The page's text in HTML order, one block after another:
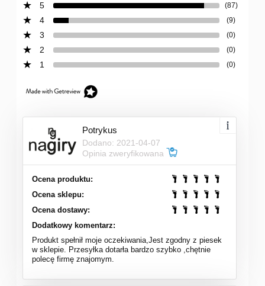
5
(87)
4 (9)
3 (0)
2 (0)
1 (0)
Potrykus
Dodano: 2021-04-07
Opinia zweryfikowana
Ocena produktu:
Ocena sklepu:
Ocena dostawy:
Dodatkowy komentarz:
Produkt spełnił moje oczekiwania,Jest zgodny z piesek
w sklepie. Przesyłka dotarła bardzo szybko ,chętnie
polecę firmę znajomym.